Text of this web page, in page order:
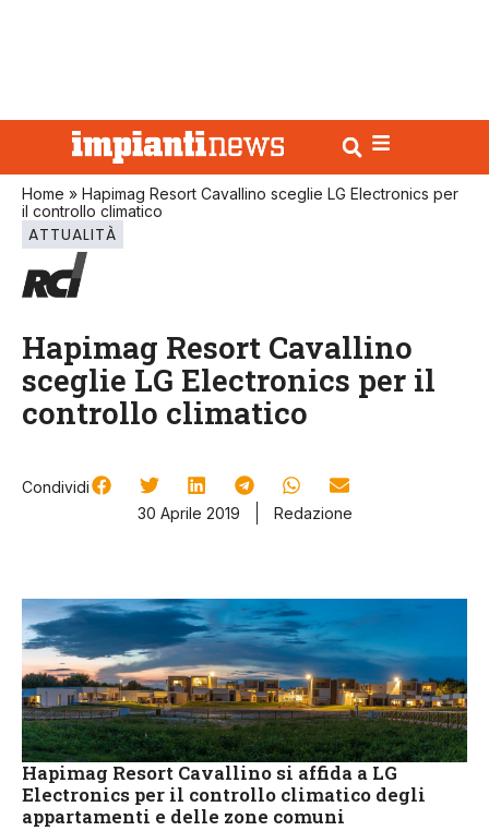
Home » Hapimag Resort Cavallino sceglie LG Electronics per
il controllo climatico
ATTUALITÀ
Hapimag Resort Cavallino
sceglie LG Electronics per il
controllo climatico
Condividi
30 Aprile 2019
Redazione
Hapimag Resort Cavallino si affida a LG
Electronics per il controllo climatico degli
appartamenti e delle zone comuni